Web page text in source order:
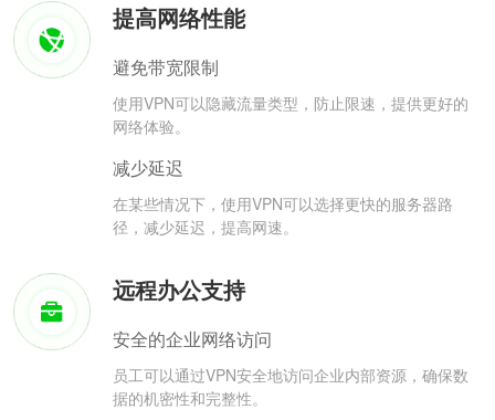
提高网络性能
避免带宽限制
使用VPN可以隐藏流量类型，防止限速，提供更好的
网络体验。
减少延迟
在某些情况下，使用VPN可以选择更快的服务器路
径，减少延迟，提高网速。
远程办公支持
安全的企业网络访问
员工可以通过VPN安全地访问企业内部资源，确保数
据的机密性和完整性。